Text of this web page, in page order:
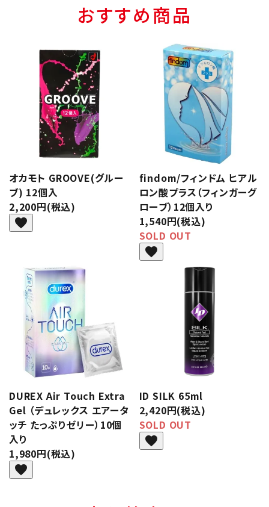
おすすめ商品
オカモト GROOVE(グルー
ブ) 12個入
2,200円(税込)
favorite
findom/フィンドム ヒアル
ロン酸プラス（フィンガーグ
ローブ）12個入り
1,540円(税込)
SOLD OUT
favorite
DUREX Air Touch Extra
Gel （デュレックス エアータ
ッチ たっぷりゼリー）10個
入り
1,980円(税込)
favorite
ID SILK 65ml
2,420円(税込)
SOLD OUT
favorite